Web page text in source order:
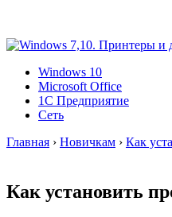
Windows 10
Microsoft Office
1C Предприятие
Сеть
Главная › Новичкам › Как
Как установить